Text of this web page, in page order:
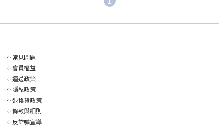
༶ 常見問題
༶會員權益
༶運送政策
༶ 隱私政策
༶退換貨政策
༶條款與細則
༶ 反詐騙宣導